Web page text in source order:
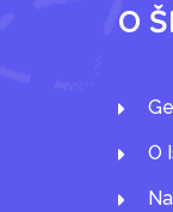
O
O